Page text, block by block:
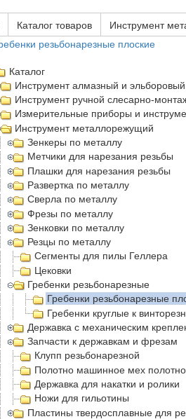
Каталог товаров Инструмент
резьбонарезные плоские
Каталог
Инструмент алмазный и эльборовый
Инструмент ручной слесарно-
Измерительные приборы и
Инструмент металлорежущий
Зенкеры по металлу
Метчики для нарезания резьбы
Плашки для нарезания резьбы
Развертка по металлу
Сверла по металлу
Фрезы по металлу
Зенковки по металлу
Резцы по металлу
Сегменты для пилы Геллера
Цековки
Гребенки резьбонарезные
Гребенки резьбонарезные
Гребенки круглые к
Державка с механическим
Запчасти к державкам и фрезам
Клупп резьбонарезной
Полотно машинное мех полотно
Державка для накатки и ролики
Ножи для гильотины
Пластины твердосплавные для